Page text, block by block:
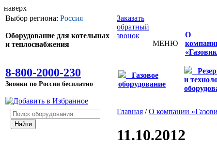
наверх
Выбор региона: Россия
Оборудование для котельных
и теплоснабжения
8-800-2000-230
Звонки по России бесплатно
Заказать
обратный
звонок
МЕНЮ
О
Газовое
оборудование
и
Главная /О компании
11.10.2012